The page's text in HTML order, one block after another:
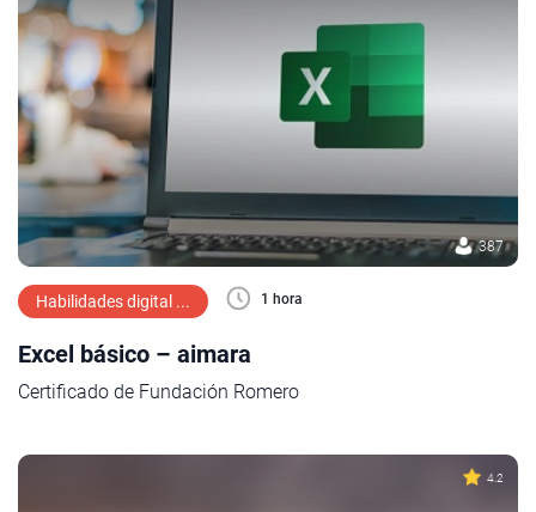
387
Habilidades digital ... 1 hora
Excel básico – aimara
Certificado de Fundación Romero
4.2